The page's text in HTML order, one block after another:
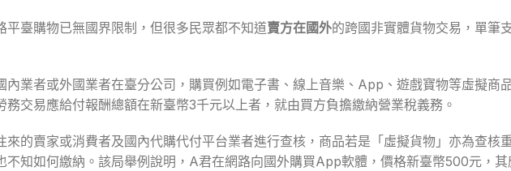
臺購物已無國界限制，但很多民眾都不知道賣方在國外的跨國非實體貨物交易，單筆
業者或外國業者在臺分公司，購買例如電子書、線上音樂、App、遊戲寶物等虛擬商
交易應給付報酬總額在新臺幣3千元以上者，就由買方負擔繳納營業稅義務。
的賣家或消費者及國內代購代付平台業者進行查核，商品若是「虛擬貨物」亦為查核
不知如何繳納。該局舉例說明，A君在網路向國外購買App軟體，價格新臺幣500元，